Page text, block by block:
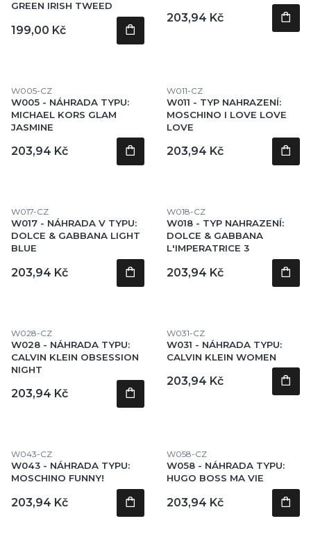
GREEN IRISH TWEED
Cena
199,00 Kč
Cena
203,94 Kč
Kód produktu
W005-CZ
W005 - NÁHRADA TYPU:
MICHAEL KORS GLAM
JASMINE
Cena
203,94 Kč
Kód produktu
W011-CZ
W011 - TYP NAHRAZENÍ:
MOSCHINO I LOVE LOVE
LOVE
Cena
203,94 Kč
Kód produktu
W017-CZ
W017 - NÁHRADA V TYPU:
DOLCE & GABBANA LIGHT
BLUE
Cena
203,94 Kč
Kód produktu
W018-CZ
W018 - TYP NAHRAZENÍ:
DOLCE & GABBANA
L'IMPERATRICE 3
Cena
203,94 Kč
Kód produktu
W028-CZ
W028 - NÁHRADA TYPU:
CALVIN KLEIN OBSESSION
NIGHT
Cena
203,94 Kč
Kód produktu
W031-CZ
W031 - NÁHRADA TYPU:
CALVIN KLEIN WOMEN
Cena
203,94 Kč
Kód produktu
W043-CZ
W043 - NÁHRADA TYPU:
MOSCHINO FUNNY!
Cena
203,94 Kč
Kód produktu
W058-CZ
W058 - NÁHRADA TYPU:
HUGO BOSS MA VIE
Cena
203,94 Kč